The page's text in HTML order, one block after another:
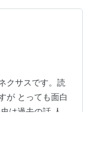
4月だが、感想
局8月も終わり